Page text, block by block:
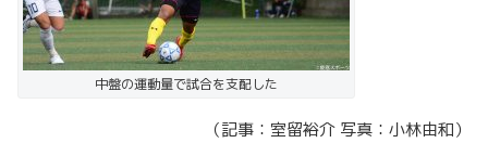
中盤の運動量で試合を支配した
（記事：室留裕介 写真：小林由和）